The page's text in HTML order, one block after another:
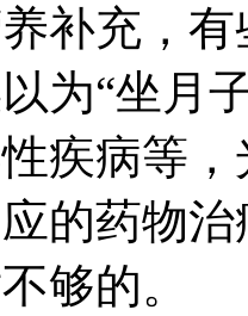
补充，
为“坐月
疾病等
的药物
够的。